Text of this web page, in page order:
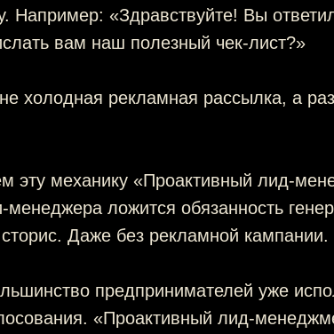
Например: «Здравствуйте! Вы
вам наш полезный чек-лист?»
холодная рекламная рассылка, а
эту механику «Проактивный лид-
ложится обязанность
Даже без рекламной кампании.
предпринимателей уже
«Проактивный лид-